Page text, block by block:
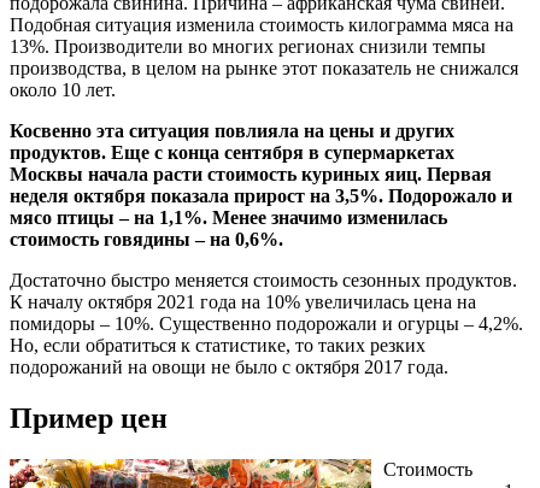
Подобная ситуация изменила стоимость килограмма мяса на
13%. Производители во многих регионах снизили темпы
производства, в целом на рынке этот показатель не снижался
около 10 лет.
Косвенно эта ситуация повлияла на цены и других
продуктов. Еще с конца сентября в супермаркетах
Москвы начала расти стоимость куриных яиц. Первая
неделя октября показала прирост на 3,5%. Подорожало и
мясо птицы – на 1,1%. Менее значимо изменилась
стоимость говядины – на 0,6%.
Достаточно быстро меняется стоимость сезонных продуктов.
К началу октября 2021 года на 10% увеличилась цена на
помидоры – 10%. Существенно подорожали и огурцы – 4,2%.
Но, если обратиться к статистике, то таких резких
подорожаний на овощи не было с октября 2017 года.
Пример цен
Стоимость